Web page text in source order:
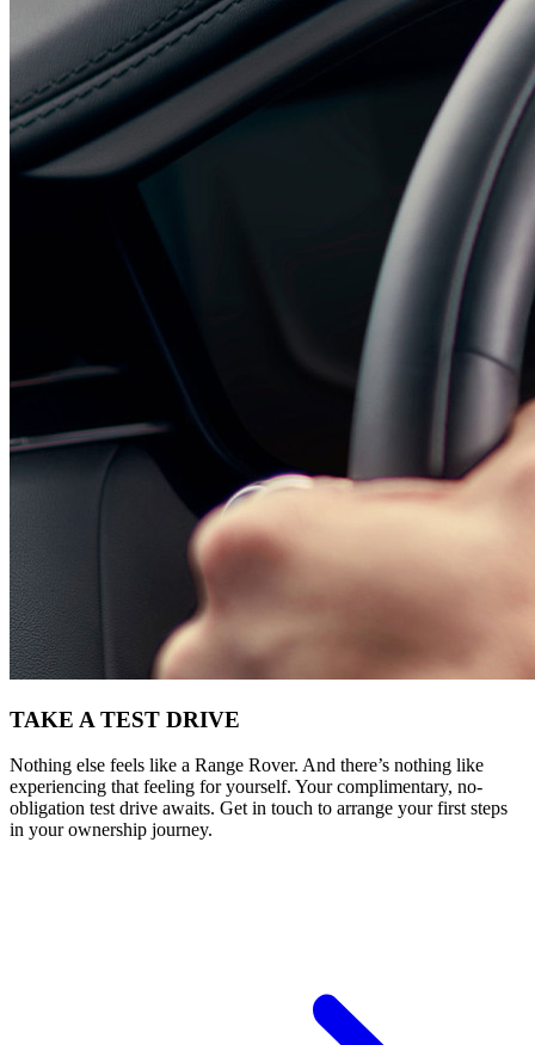
TAKE A TEST DRIVE
Nothing else feels like a Range Rover. And there’s nothing like
experiencing that feeling for yourself. Your complimentary, no-
obligation test drive awaits. Get in touch to arrange your first steps
in your ownership journey.